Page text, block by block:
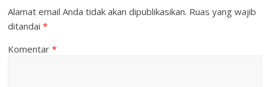
Alamat email Anda tidak akan dipublikasikan. Ruas yang wajib
ditandai*
Komentar*